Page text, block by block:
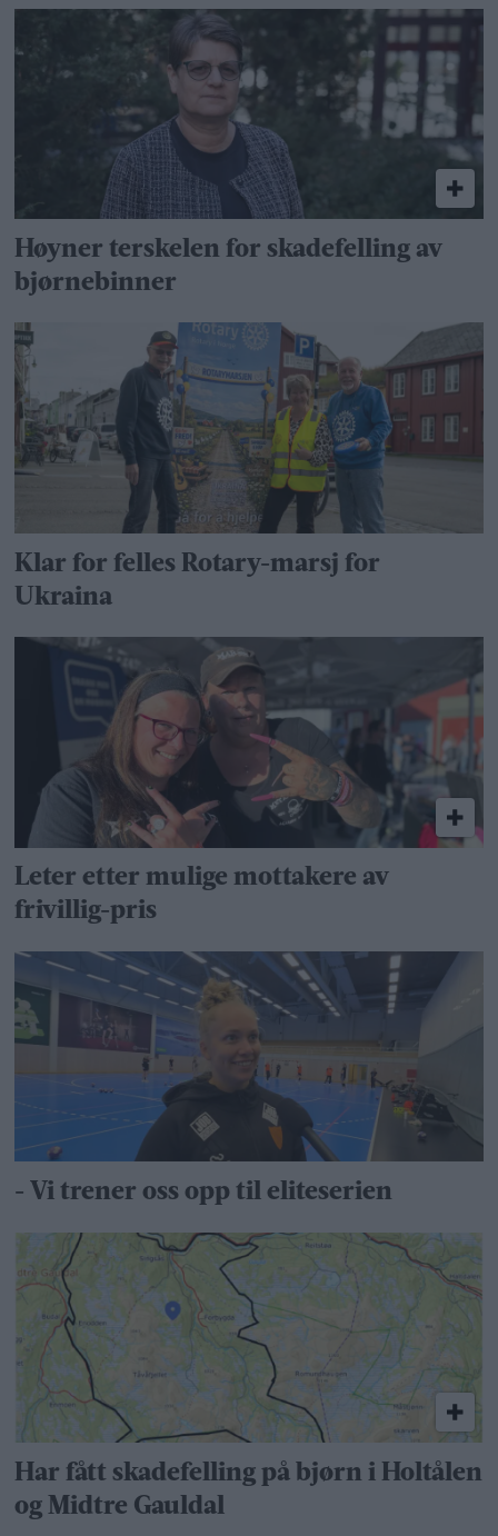
Høyner terskelen for skadefelling av
bjørnebinner
Klar for felles Rotary-marsj for
Ukraina
Leter etter mulige mottakere av
frivillig-pris
- Vi trener oss opp til eliteserien
Har fått skadefelling på bjørn i Holtålen
og Midtre Gauldal